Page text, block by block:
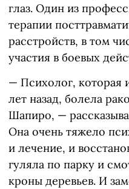
глаз. Один из
терапии
расстройств, в том
участия в боевых
— Психолог, которая
лет назад, болела
Шапиро, —
Она очень тяжело
и лечение, и
гуляла по парку и
кроны деревьев. И